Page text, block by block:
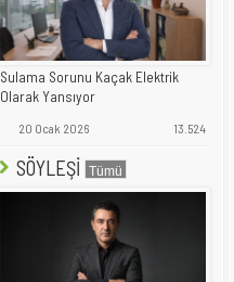
Sulama Sorunu Kaçak Elektrik
Olarak Yansıyor
20 Ocak 2026 13.524
SÖYLEŞİ